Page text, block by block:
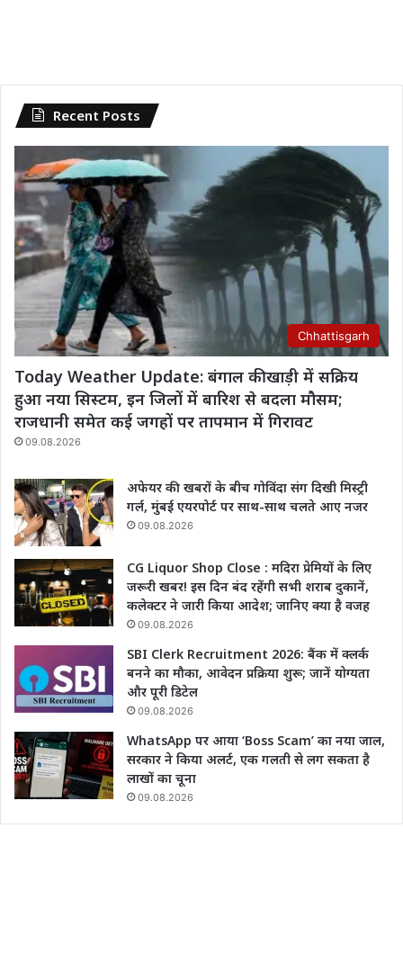
Recent Posts
Chhattisgarh
Today Weather Update: बंगाल की खाड़ी में सक्रिय
हुआ नया सिस्टम, इन जिलों में बारिश से बदला मौसम;
राजधानी समेत कई जगहों पर तापमान में गिरावट
09.08.2026
अफेयर की खबरों के बीच गोविंदा संग दिखी मिस्ट्री
गर्ल, मुंबई एयरपोर्ट पर साथ-साथ चलते आए नजर
09.08.2026
CG Liquor Shop Close : मदिरा प्रेमियों के लिए
जरूरी खबर! इस दिन बंद रहेंगी सभी शराब दुकानें,
कलेक्टर ने जारी किया आदेश; जानिए क्या है वजह
09.08.2026
SBI Clerk Recruitment 2026: बैंक में क्लर्क
बनने का मौका, आवेदन प्रक्रिया शुरू; जानें योग्यता
और पूरी डिटेल
09.08.2026
WhatsApp पर आया ‘Boss Scam’ का नया जाल,
सरकार ने किया अलर्ट, एक गलती से लग सकता है
लाखों का चूना
09.08.2026